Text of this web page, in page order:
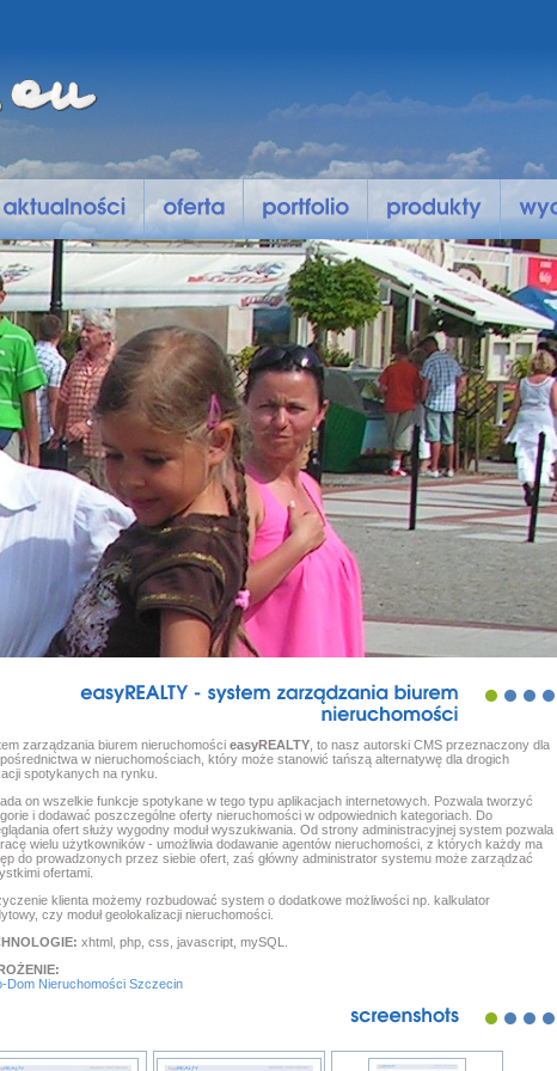
zarządzania biurem nieruchomości easyREALTY , to nasz autorski CMS przeznaczony dla
w nieruchomościach, który może stanowić tańszą alternatywę dla drogich
spotykanych na rynku.
on wszelkie funkcje spotykane w tego typu aplikacjach internetowych. Pozwala tworzyć
i dodawać poszczególne oferty nieruchomości w odpowiednich kategoriach. Do
ofert służy wygodny moduł wyszukiwania. Od strony administracyjnej system pozwala
wielu użytkowników - umożliwia dodawanie agentów nieruchomości, z których każdy ma
do prowadzonych przez siebie ofert, zaś główny administrator systemu może zarządzać
ofertami.
klienta możemy rozbudować system o dodatkowe możliwości np. kalkulator
czy moduł geolokalizacji nieruchomości.
xhtml, php, css, javascript, mySQL.
Dom Nieruchomości Szczecin